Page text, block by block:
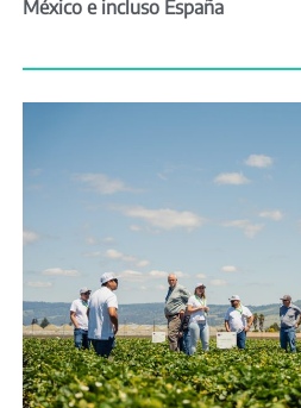
México e incluso España